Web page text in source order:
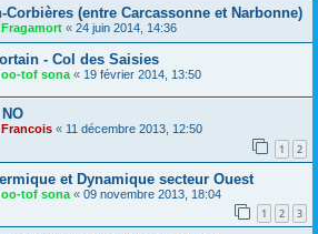
Corbières (entre Carcassonne et Narbonne)
Fragamort « 24 juin 2014, 14:36
- Col des Saisies
oo-tof sona « 19 février 2014, 13:50
Francois « 11 décembre 2013, 12:50
1 2
et Dynamique secteur Ouest
oo-tof sona « 09 novembre 2013, 18:04
1 2 3